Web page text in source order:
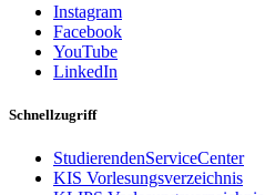
Instagram
Facebook
YouTube
LinkedIn
Schnellzugriff
StudierendenServiceCenter
KIS Vorlesungsverzeichnis